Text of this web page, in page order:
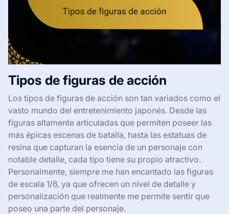
Tipos de figuras de acción
Los tipos de figuras de acción son tan variados como el
vasto mundo del entretenimiento japonés. Desde las
figuras altamente articuladas que permiten poseer las
más épicas escenas de batalla, hasta las estatuas de
resina que capturan la esencia de un personaje con
notable detalle, cada tipo tiene su propio atractivo.
Personalmente, siempre me han encantado las figuras
de escala 1/6, ya que ofrecen un nivel de detalle y
personalización que realmente me permite sentir que
poseo una parte del personaje.